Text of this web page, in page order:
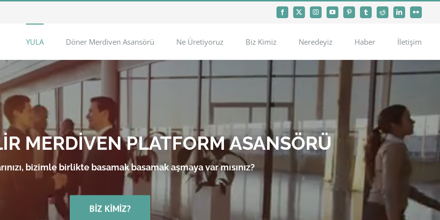
Facebook
X InstagramYouTubePinterestTumblrReddit LinkedInFlickr
YULA Döner Merdiven Asansörü Ne Üretiyoruz Biz Kimiz Neredeyiz Haber İletişim
MERDİVEN PLATFORM ASANSÖRÜ
bizimle birlikte basamak basamak aşmaya var mısınız?
BIZ KIMIZ?